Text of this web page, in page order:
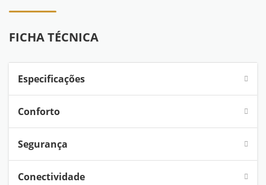
FICHA TÉCNICA
Especificações
Conforto
Segurança
Conectividade